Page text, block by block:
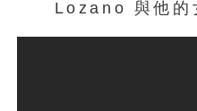
Lozano 與他的